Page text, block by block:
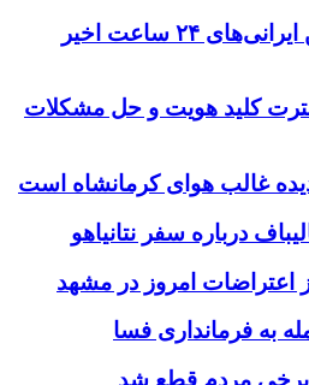
این سه نفر بد اخلاق‌ترین ایرانی‌های ۲۴ ساعت اخیر
عترت کلید هویت و حل مشکلات
غالب هوای کرمانشاه است
درباره سفر نتانیاهو
اعتراضات امروز در مشهد
برخی مردم قطع شد